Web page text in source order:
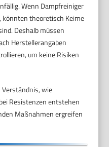
Wenn Dampfreiniger
theoretisch Keime
Deshalb müssen
Herstellerangaben
um keine Risiken
wie
Resistenzen entstehen
Maßnahmen ergreifen